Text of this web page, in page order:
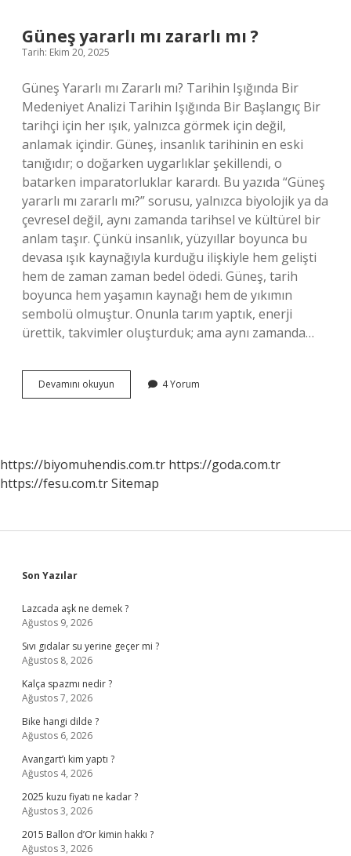
Güneş yararlı mı zararlı mı ?
Tarih: Ekim 20, 2025
Güneş Yararlı mı Zararlı mı? Tarihin Işığında Bir
Medeniyet Analizi Tarihin Işığında Bir Başlangıç Bir
tarihçi için her ışık, yalnızca görmek için değil,
anlamak içindir. Güneş, insanlık tarihinin en eski
tanığıdır; o doğarken uygarlıklar şekillendi, o
batarken imparatorluklar karardı. Bu yazıda “Güneş
yararlı mı zararlı mı?” sorusu, yalnızca biyolojik ya da
çevresel değil, aynı zamanda tarihsel ve kültürel bir
anlam taşır. Çünkü insanlık, yüzyıllar boyunca bu
devasa ışık kaynağıyla kurduğu ilişkiyle hem gelişti
hem de zaman zaman bedel ödedi. Güneş, tarih
boyunca hem yaşamın kaynağı hem de yıkımın
sembolü olmuştur. Onunla tarım yaptık, enerji
ürettik, takvimler oluşturduk; ama aynı zamanda…
Devamını okuyun
yararlı
4 Yorum
https://biyomuhendis.com.tr https://goda.com.tr
https://fesu.com.trSitemap
Sidebar
Son Yazılar
Lazcada aşk ne demek ?
Ağustos 9, 2026
Sıvı gıdalar su yerine geçer mi ?
Ağustos 8, 2026
Kalça spazmı nedir ?
Ağustos 7, 2026
Bike hangi dilde ?
Ağustos 6, 2026
Avangart’ı kim yaptı ?
Ağustos 4, 2026
2025 kuzu fiyatı ne kadar ?
Ağustos 3, 2026
2015 Ballon d’Or kimin hakkı ?
Ağustos 3, 2026